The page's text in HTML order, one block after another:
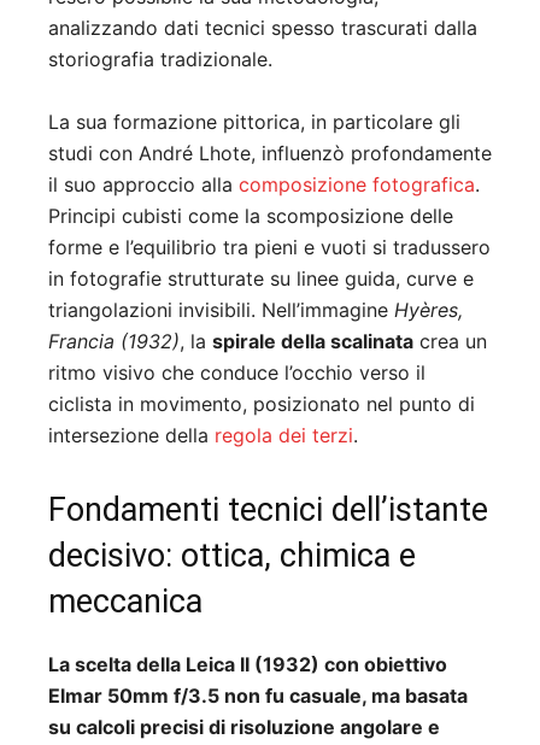
analizzando dati tecnici spesso trascurati dalla
storiografia tradizionale.
La sua formazione pittorica, in particolare gli
studi con André Lhote, influenzò profondamente
il suo approccio alla composizione fotografica.
Principi cubisti come la scomposizione delle
forme e l’equilibrio tra pieni e vuoti si tradussero
in fotografie strutturate su linee guida, curve e
triangolazioni invisibili. Nell’immagine Hyères,
Francia (1932), la spirale della scalinata crea un
ritmo visivo che conduce l’occhio verso il
ciclista in movimento, posizionato nel punto di
intersezione della regola dei terzi.
Fondamenti tecnici dell’istante
decisivo: ottica, chimica e
meccanica
La scelta della Leica II (1932) con obiettivo
Elmar 50mm f/3.5 non fu casuale, ma basata
su calcoli precisi di risoluzione angolare e